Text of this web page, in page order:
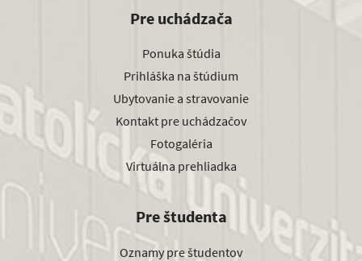
Pre uchádzača
Ponuka štúdia
Prihláška na štúdium
Ubytovanie a stravovanie
Kontakt pre uchádzačov
Fotogaléria
Virtuálna prehliadka
Pre študenta
Oznamy pre študentov